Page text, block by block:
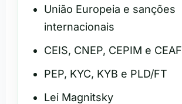
União Europeia e sanções
internacionais
CEIS, CNEP, CEPIM e CEAF
PEP, KYC, KYB e PLD/FT
Lei Magnitsky